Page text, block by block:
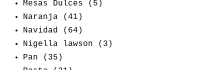
Mesas Dulces
(5)
Naranja
(41)
Navidad
(64)
Nigella lawson
(3)
Pan
(35)